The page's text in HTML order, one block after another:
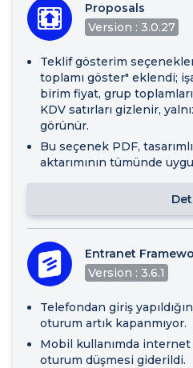
Proposals
Version : 3.0.27
Teklif gösterim
toplamı göster" eklendi;
birim fiyat, grup
KDV satırları gizlenir,
görünür.
Bu seçenek PDF,
aktarımının tümünde
Entranet
Version : 3.6.1
Telefondan giriş
oturum artık kapanmıyor.
Mobil kullanımda
oturum düşmesi giderildi.